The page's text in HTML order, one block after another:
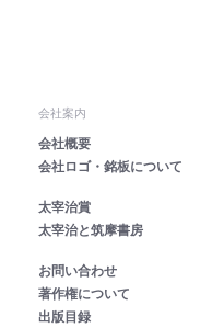
会社案内
会社概要
会社ロゴ・銘板について
太宰治賞
太宰治と筑摩書房
お問い合わせ
著作権について
出版目録